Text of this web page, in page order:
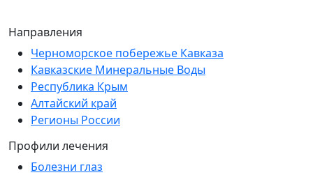
Направления
Черноморское побережье Кавказа
Кавказские Минеральные Воды
Республика Крым
Алтайский край
Регионы России
Профили лечения
Болезни глаз